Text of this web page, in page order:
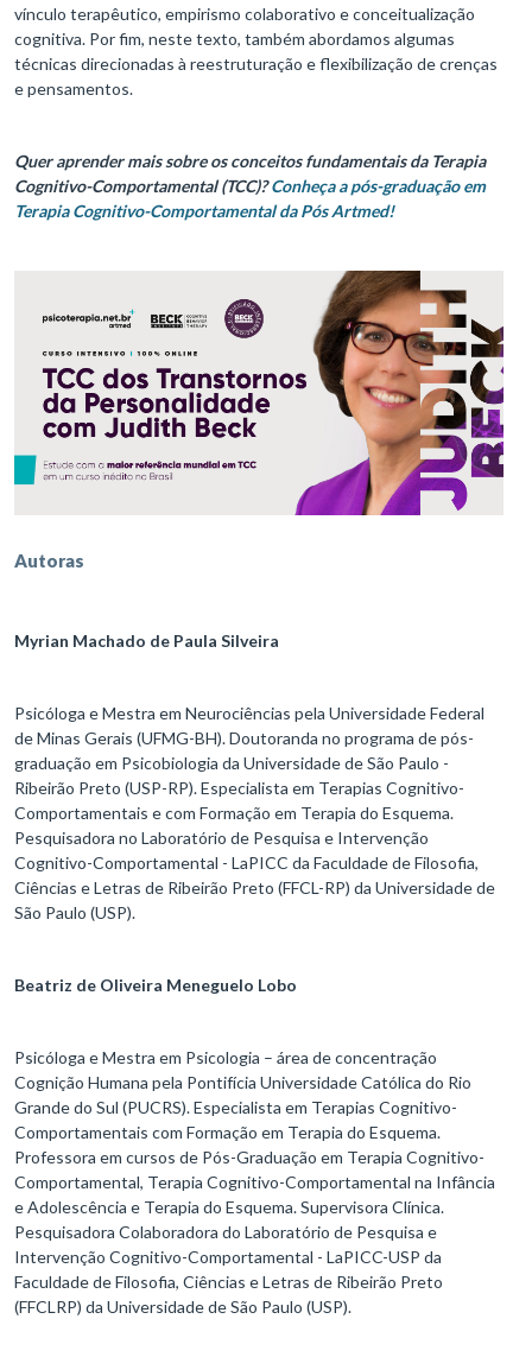
vínculo terapêutico, empirismo colaborativo e conceitualização
cognitiva. Por fim, neste texto, também abordamos algumas
técnicas direcionadas à reestruturação e flexibilização de crenças
e pensamentos.
Quer aprender mais sobre os conceitos fundamentais da Terapia
Cognitivo-Comportamental (TCC)?Conheça a pós-graduação em
Terapia Cognitivo-Comportamental da Pós Artmed!
Autoras
Myrian Machado de Paula Silveira
Psicóloga e Mestra em Neurociências pela Universidade Federal
de Minas Gerais (UFMG-BH). Doutoranda no programa de pós-
graduação em Psicobiologia da Universidade de São Paulo -
Ribeirão Preto (USP-RP). Especialista em Terapias Cognitivo-
Comportamentais e com Formação em Terapia do Esquema.
Pesquisadora no Laboratório de Pesquisa e Intervenção
Cognitivo-Comportamental - LaPICC da Faculdade de Filosofia,
Ciências e Letras de Ribeirão Preto (FFCL-RP) da Universidade de
São Paulo (USP).
Beatriz de Oliveira Meneguelo Lobo
Psicóloga e Mestra em Psicologia – área de concentração
Cognição Humana pela Pontifícia Universidade Católica do Rio
Grande do Sul (PUCRS). Especialista em Terapias Cognitivo-
Comportamentais com Formação em Terapia do Esquema.
Professora em cursos de Pós-Graduação em Terapia Cognitivo-
Comportamental, Terapia Cognitivo-Comportamental na Infância
e Adolescência e Terapia do Esquema. Supervisora Clínica.
Pesquisadora Colaboradora do Laboratório de Pesquisa e
Intervenção Cognitivo-Comportamental - LaPICC-USP da
Faculdade de Filosofia, Ciências e Letras de Ribeirão Preto
(FFCLRP) da Universidade de São Paulo (USP).